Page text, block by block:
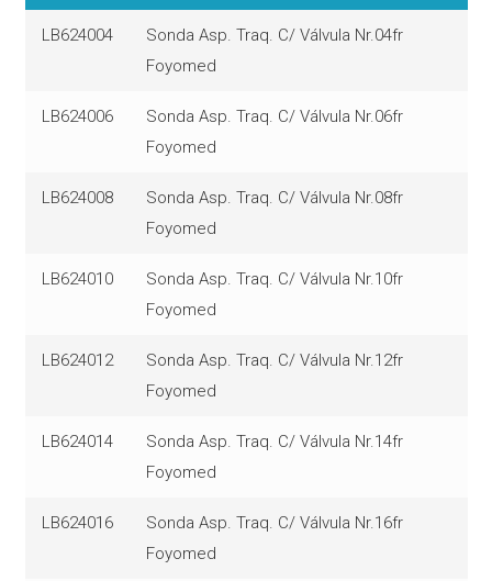
LB624004
Sonda Asp. Traq. C/ Válvula Nr.04fr
Foyomed
LB624006
Sonda Asp. Traq. C/ Válvula Nr.06fr
Foyomed
LB624008
Sonda Asp. Traq. C/ Válvula Nr.08fr
Foyomed
LB624010
Sonda Asp. Traq. C/ Válvula Nr.10fr
Foyomed
LB624012
Sonda Asp. Traq. C/ Válvula Nr.12fr
Foyomed
LB624014
Sonda Asp. Traq. C/ Válvula Nr.14fr
Foyomed
LB624016
Sonda Asp. Traq. C/ Válvula Nr.16fr
Foyomed